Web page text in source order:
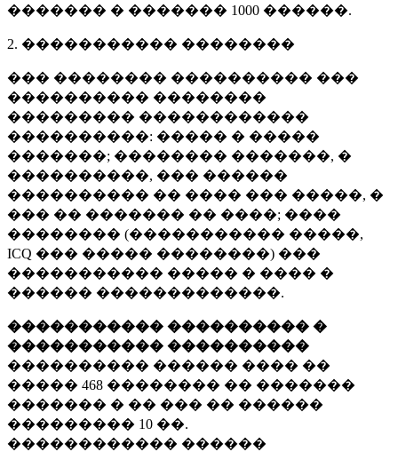
������� � ������� 1000 ������.
2. ����������� ��������
��� �������� ���������� ���
���������� ��������
��������� ������������
����������: ����� � �����
�������; �������� �������, �
����������, ��� ������
���������� �� ���� ��� �����, �
��� �� ������� �� ����; ����
�������� (����������� �����,
ICQ ��� ����� ��������) ���
����������� ����� � ���� �
������ �������������.
����������� ���������� �
����������� ����������
���������� ������ ���� ��
����� 468 �������� �� �������
������� � �� ��� �� ������
��������� 10 ��.
������������ ������